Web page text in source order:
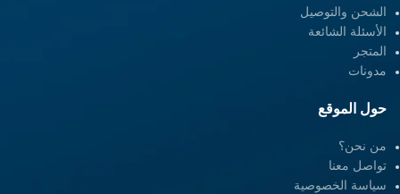
الشحن والتوصيل
الأسئلة الشائعة
المتجر
مدونات
حول الموقع
من نحن؟
تواصل معنا
سياسة الخصوصية